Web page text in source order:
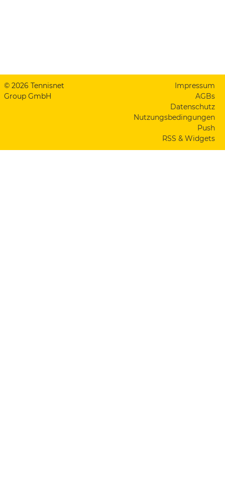
© 2026 Tennisnet
Group GmbH
Impressum
AGBs
Datenschutz
Nutzungsbedingungen
Push
RSS & Widgets